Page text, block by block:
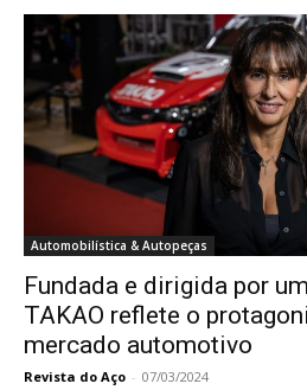
Automobilística & Autopeças
Fundada e dirigida por
TAKAO reflete o
mercado automotivo
Revista do Aço - 07/03/2024